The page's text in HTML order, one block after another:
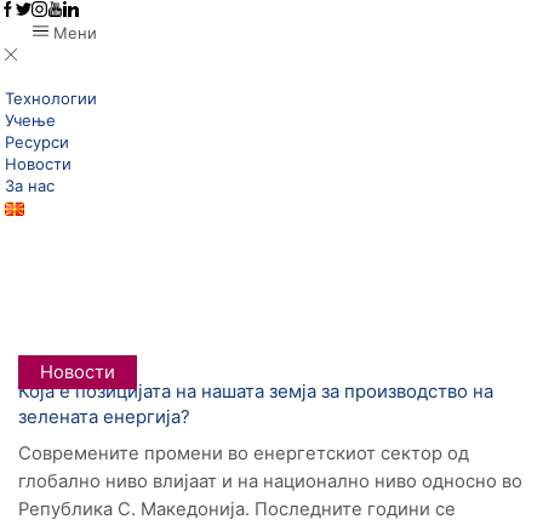
Мени
Технологии
Учење
Ресурси
Новости
За нас
Новости
Која е позицијата на нашата земја за производство на
зелената енергија?
Современите промени во енергетскиот сектор од
глобално ниво влијаат и на национално ниво односно во
Република С. Македонија. Последните години се